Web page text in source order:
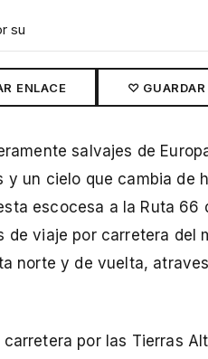
su
ENLACE ♡ GUARDAR
salvajes de
un cielo que cambia de
escocesa a la Ruta 66
de viaje por carretera del
norte y de vuelta,
por las Tierras